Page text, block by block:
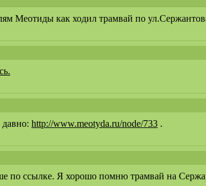
Меотиды как ходил трамвай по
http://www.meotyda.ru/node/733 .
по ссылке. Я хорошо помню трамвай на